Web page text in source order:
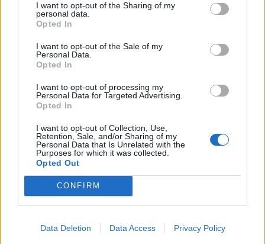
I want to opt-out of the Sharing of my
personal data.
Opted In
I want to opt-out of the Sale of my
Personal Data.
Opted In
I want to opt-out of processing my
Personal Data for Targeted Advertising.
Opted In
I want to opt-out of Collection, Use,
Retention, Sale, and/or Sharing of my
Personal Data that Is Unrelated with the
Purposes for which it was collected.
Opted Out
CONFIRM
Data Deletion Data Access Privacy Policy
Büntetőfeljelentést tett Majka ügyvédje
a romániai telefonszámról érkezett
fenyegetés miatt
Büntetőfeljelentést tett csütörtökön Majka
Feszt fesztiválra tervezett koncert lemondását